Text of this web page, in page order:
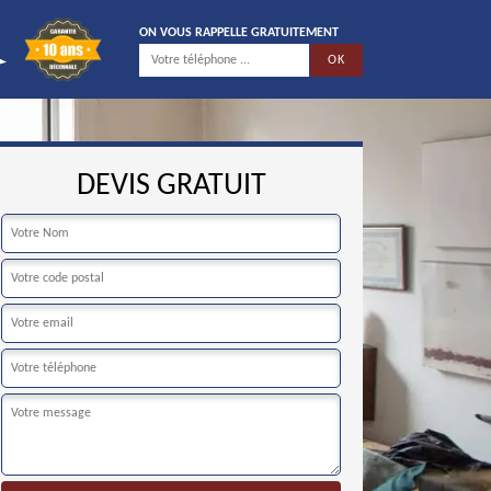
ON VOUS RAPPELLE GRATUITEMENT
DEVIS GRATUIT